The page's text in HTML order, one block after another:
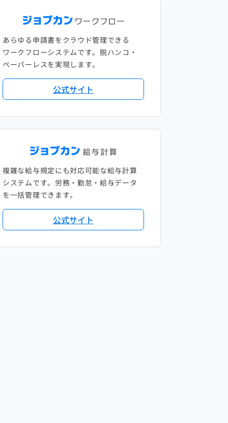
あらゆる申請書をクラウド管理できる
ワークフローシステムです。脱ハンコ・
ペーパーレスを実現します。
公式サイト
複雑な給与規定にも対応可能な給与計算
システムです。労務・勤怠・給与データ
を一括管理できます。
公式サイト